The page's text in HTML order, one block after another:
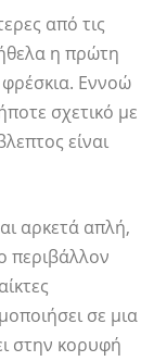
από τις
η πρώτη
Εννοώ
σχετικό με
είναι
αρκετά απλή,
περιβάλλον
σε μια
στην κορυφή